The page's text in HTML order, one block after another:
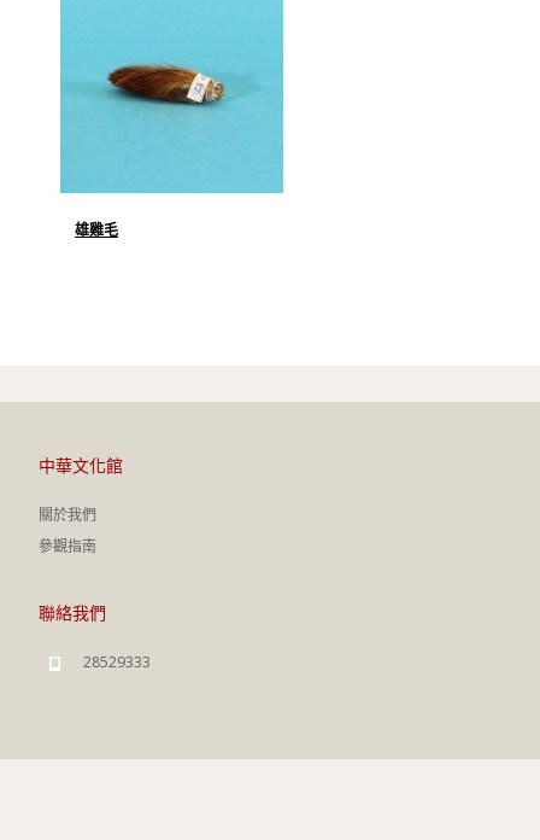
雄雞毛
中華文化館
關於我們
參觀指南
聯絡我們
28529333